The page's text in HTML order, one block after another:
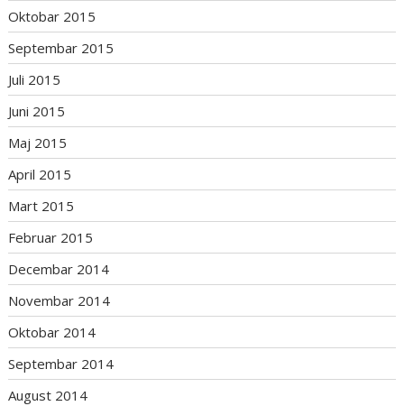
Oktobar 2015
Septembar 2015
Juli 2015
Juni 2015
Maj 2015
April 2015
Mart 2015
Februar 2015
Decembar 2014
Novembar 2014
Oktobar 2014
Septembar 2014
August 2014